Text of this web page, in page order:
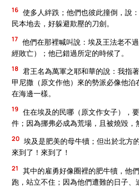
16 使多人絆跌；他們也彼此撞倒，說
民本地去，好躲避欺壓的刀劍。
17 他們在那裡喊叫說：埃及王法老不
經敗亡）；他已錯過所定的時候了。
18 君王名為萬軍之耶和華的說：我指
甲尼撒（原文作他）來的勢派必像他泊
在海邊一樣。
19 住在埃及的民哪（原文作女子），
件；因為挪弗必成為荒場，且被燒毀，
20 埃及是肥美的母牛犢；但出於北方
來到了！來到了！
21
其中的雇勇好像圈裡的肥牛犢，他
跑，站立不住；因為他們遭難的日子、